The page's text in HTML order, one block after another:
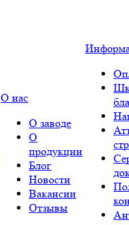
О нас
О заводе
О
продукции
Блог
Новости
Вакансии
Отзывы